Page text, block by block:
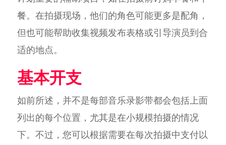
餐。在拍摄现场，他们的角色可能更多是配角，
但也可能帮助收集视频发布表格或引导演员到合
适的地点。
基本开支
如前所述，并不是每部音乐录影带都会包括上面
列出的每个位置，尤其是在小规模拍摄的情况
下。不过，您可以根据需要在每次拍摄中支付以